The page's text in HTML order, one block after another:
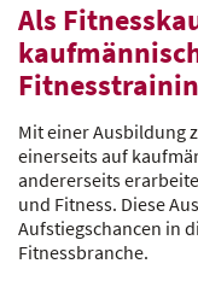
Als
Mit einer Ausbildung
einerseits auf
andererseits
und Fitness. Diese
Aufstiegschancen in
Fitnessbranche.